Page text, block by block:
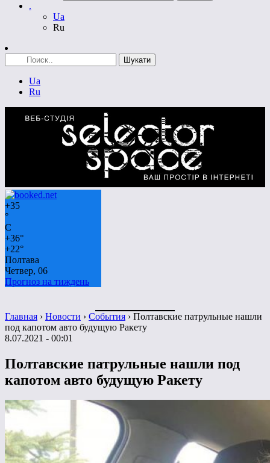
.
Ua
Ru
Ua
Ru
+35
°
C
+36°
+22°
Полтава
Четвер, 06
Прогноз на тиждень
Главная › Новости › События › Полтавские патрульные нашли
под капотом авто будущую Ракету
8.07.2021 - 00:01
Полтавские патрульные нашли под
капотом авто будущую Ракету